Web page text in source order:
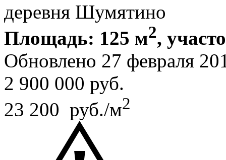
деревня Шумятино
Площадь: 125 м2,
Обновлено 27 февраля
2 900 000 руб.
23 200 руб./м2